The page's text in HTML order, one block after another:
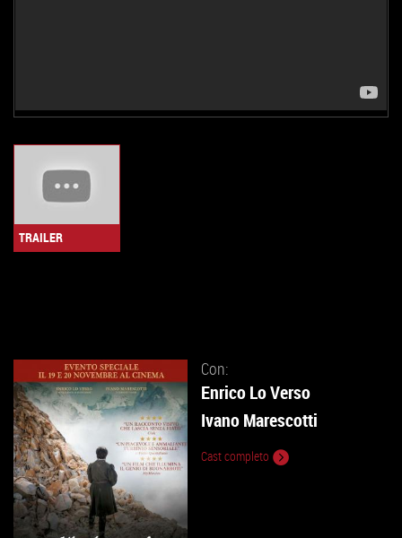
TRAILER
Con:
Enrico Lo Verso
Ivano Marescotti
Cast completo